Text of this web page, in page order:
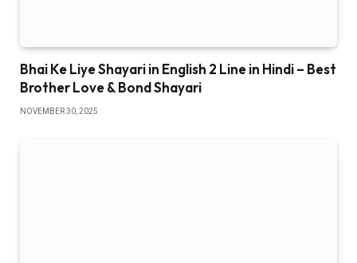
Bhai Ke Liye Shayari in English 2 Line in Hindi – Best
Brother Love & Bond Shayari
NOVEMBER 30, 2025